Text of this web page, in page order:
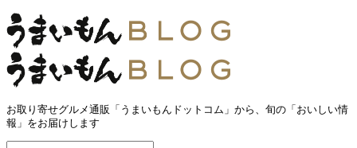
お取り寄せグルメ通販「うまいもんドットコム」から、旬の「おいしい情
報」をお届けします